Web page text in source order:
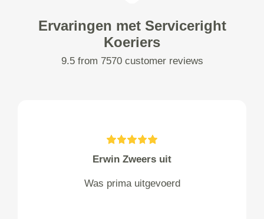
Ervaringen met Serviceright
Koeriers
9.5 from 7570 customer reviews
Erwin Zweers uit
Was prima uitgevoerd